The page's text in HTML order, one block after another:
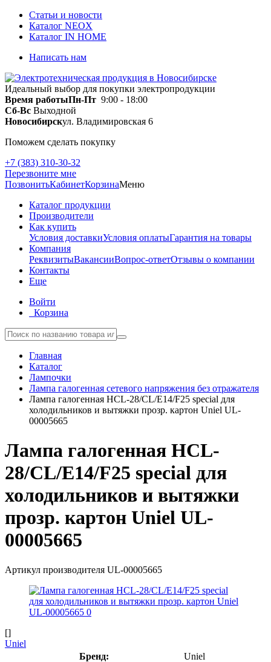
Статьи и новости
Каталог NEOX
Каталог IN HOME
Написать нам
Идеальный выбор для покупки электропродукции
Время работыПн-Пт 9:00 - 18:00
Сб-Вс Выходной
Новосибирскул. Владимировская 6
Поможем сделать покупку
+7 (383) 310-30-32
Перезвоните мне
ПозвонитьКабинетКорзинаМеню
Каталог продукции
Производители
Как купить
Условия доставкиУсловия оплатыГарантия на товары
Компания
РеквизитыВакансииВопрос-ответОтзывы о компании
Контакты
Еще
Войти
Корзина
Главная
Каталог
Лампочки
Лампа галогенная сетевого напряжения без отражателя
Лампа галогенная HCL-28/CL/E14/F25 special для
холодильников и вытяжки прозр. картон Uniel UL-
00005665
Лампа галогенная HCL-
28/CL/E14/F25 special для
холодильников и вытяжки
прозр. картон Uniel UL-
00005665
Артикул производителя UL-00005665
[]
Uniel
Бренд:
Uniel